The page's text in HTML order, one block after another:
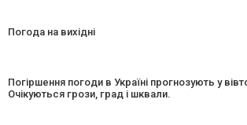
Погода на вихідні
Погіршення погоди в Україні прогнозують у
Очікуються грози, град і шквали.